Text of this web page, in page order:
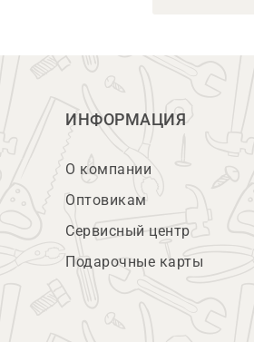
ИНФОРМАЦИЯ
О компании
Оптовикам
Сервисный центр
Подарочные карты